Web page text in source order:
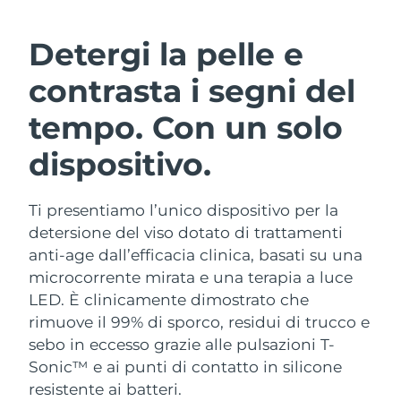
Detergi la pelle e
contrasta i segni del
tempo. Con un solo
dispositivo.
Ti presentiamo l’unico dispositivo per la
detersione del viso dotato di trattamenti
anti-age dall’efficacia clinica, basati su una
microcorrente mirata e una terapia a luce
LED. È clinicamente dimostrato che
rimuove il 99% di sporco, residui di trucco e
sebo in eccesso grazie alle pulsazioni T-
Sonic™ e ai punti di contatto in silicone
resistente ai batteri.
Detersione viso
LUNA™ 4 pacchetto
Anti-aging massage
LUNA™ 4 Plus
Massage, LED heating
LUNA™ 4 Men
For men, anti-aging massage
Lifting viso
BEAR™ 2 pacchetto
Microcurrent toning
BEAR™ 2 go
Microcurrent toning on-the-go
BEAR™ 2 eyes & lips
Microcurrent line smoothing device
Idratazione
UFO™ 3 pacchetto
Deep facial hydration
UFO™ 3 LED
Near-infrared and red light therapy
device
Igiene orale
issa™ 4
Hybrid silicone sonic toothbrush
issa™ 4 plus
Smart hybrid silicone sonic toothbrush
TRATTAMENTI ANTI-AGE FAQ™
Anti-age Trattamenti LED
NEW
Bahrein Consegna stimata
Consegna stimata
Bermuda
Erzegovina
Consegna stimata8/12/26
Brunei Consegna stimata 8/14/26
Bulgaria Consegna stimata
Canada Consegna stimata8/13/26
Cile